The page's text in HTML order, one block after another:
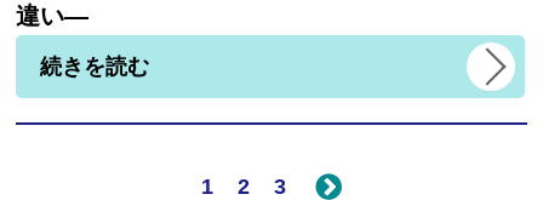
違い―
続きを読む
1 2 3